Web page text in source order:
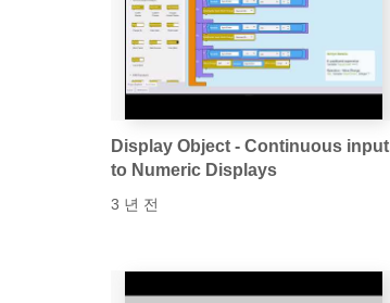
Display Object - Continuous input
to Numeric Displays
3 년 전